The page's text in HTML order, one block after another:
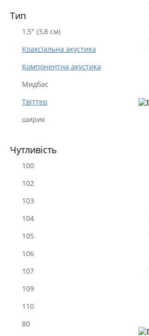
Тип
1,5" (3,8 см)
Коаксіальна акустика
Компонентна акустика
Мидбас
Твіттер
ширик
Чутливість
100
102
103
104
105
106
107
109
110
80